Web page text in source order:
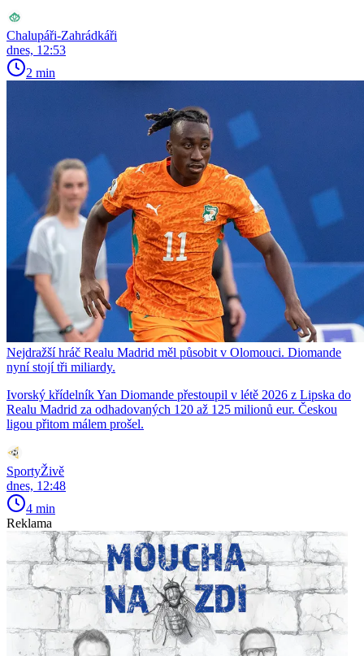
Chalupáři-Zahrádkáři
dnes, 12:53
2 min
Nejdražší hráč Realu Madrid měl působit v Olomouci. Diomande
nyní stojí tři miliardy.
Ivorský křídelník Yan Diomande přestoupil v létě 2026 z Lipska do
Realu Madrid za odhadovaných 120 až 125 milionů eur. Českou
ligou přitom málem prošel.
SportyŽivě
dnes, 12:48
4 min
Reklama